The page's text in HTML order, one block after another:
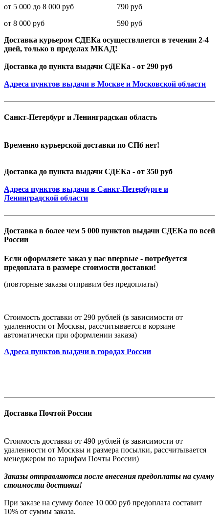
от 5 000 до 8 000 руб 790 руб
от 8 000 руб 590 руб
Доставка курьером СДЕКа осуществляется в течении 2-4
дней, только в пределах МКАД!
Доставка до пункта выдачи СДЕКа - от 290 руб
Адреса пунктов выдачи в Москве и Московской области
Санкт-Петербург и Ленинградская область
Временно курьерской доставки по СПб нет!
Доставка до пункта выдачи СДЕКа - от 350 руб
Адреса пунктов выдачи в Санкт-Петербурге и
Ленинградской области
Доставка в более чем 5 000 пунктов выдачи СДЕКа по всей
России
Если оформляете заказ у нас впервые - потребуется
предоплата в размере стоимости доставки!
(повторные заказы отправим без предоплаты)
Стоимость доставки от 290 рублей (в зависимости от
удаленности от Москвы, рассчитывается в корзине
автоматически при оформлении заказа)
Адреса пунктов выдачи в городах России
Доставка Почтой России
Стоимость доставки от 490 рублей (в зависимости от
удаленности от Москвы и размера посылки, рассчитывается
менеджером по тарифам Почты России)
Заказы отправляются после внесения предоплаты на сумму
стоимости доставки!
При заказе на сумму более 10 000 руб предоплата составит
10% от суммы заказа.